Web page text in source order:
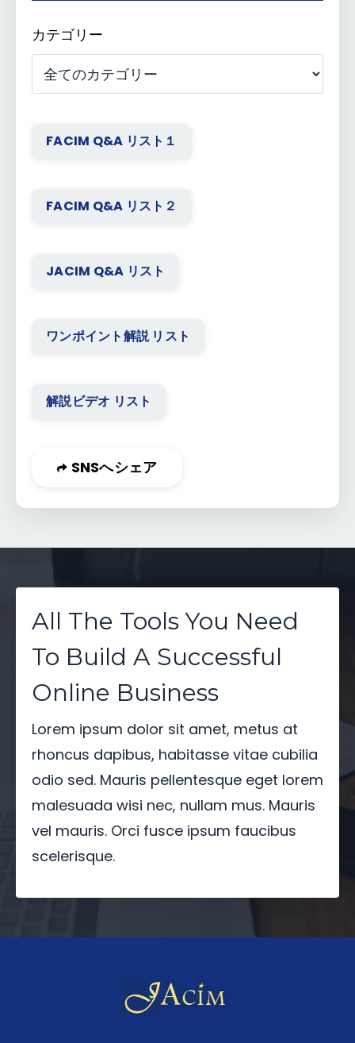
カテゴリー
FACIM Q&A リスト１
FACIM Q&A リスト２
JACIM Q&A リスト
ワンポイント解説 リスト
解説ビデオ リスト
SNSへシェア
All The Tools You Need
To Build A Successful
Online Business
Lorem ipsum dolor sit amet, metus at
rhoncus dapibus, habitasse vitae cubilia
odio sed. Mauris pellentesque eget lorem
malesuada wisi nec, nullam mus. Mauris
vel mauris. Orci fusce ipsum faucibus
scelerisque.